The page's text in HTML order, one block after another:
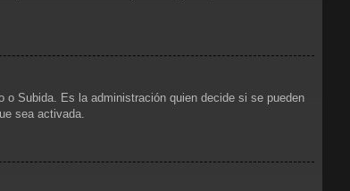
o Subida. Es la administración quien decide si se pueden
sea activada.